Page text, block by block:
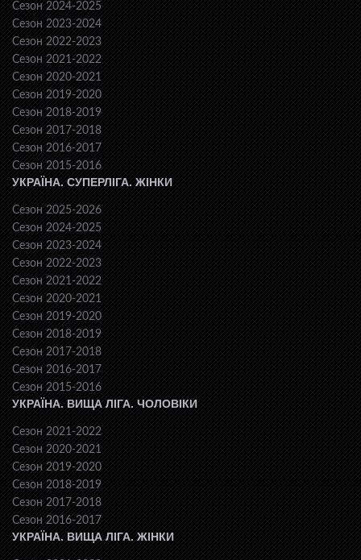
Сезон 2024-2025
Сезон 2023-2024
Сезон 2022-2023
Сезон 2021-2022
Сезон 2020-2021
Сезон 2019-2020
Сезон 2018-2019
Сезон 2017-2018
Сезон 2016-2017
Сезон 2015-2016
УКРАЇНА. СУПЕРЛІГА. ЖІНКИ
Сезон 2025-2026
Сезон 2024-2025
Сезон 2023-2024
Сезон 2022-2023
Сезон 2021-2022
Сезон 2020-2021
Сезон 2019-2020
Сезон 2018-2019
Сезон 2017-2018
Сезон 2016-2017
Сезон 2015-2016
УКРАЇНА. ВИЩА ЛІГА. ЧОЛОВІКИ
Сезон 2021-2022
Сезон 2020-2021
Сезон 2019-2020
Сезон 2018-2019
Сезон 2017-2018
Сезон 2016-2017
УКРАЇНА. ВИЩА ЛІГА. ЖІНКИ